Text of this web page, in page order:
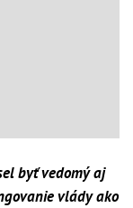
byť vedomý aj
vlády ako